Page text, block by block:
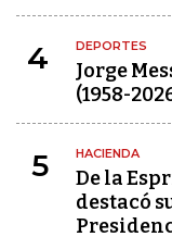
4 DEPORTES
Jorge
(1958-
5 HACIENDA
De la
destacó